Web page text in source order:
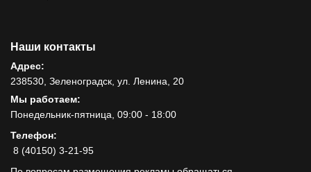
Наши контакты
Адрес:
238530, Зеленоградск, ул. Ленина, 20
Мы работаем:
Понедельник-пятница, 09:00 - 18:00
Телефон:
8 (40150) 3-21-95